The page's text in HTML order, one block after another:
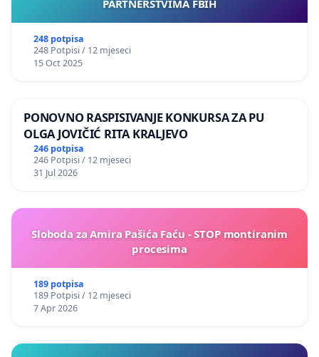
PARTNERSTVIMA FBIH
248 potpisa
248 Potpisi / 12 mjeseci
15 Oct 2025
PONOVNO RASPISIVANJE KONKURSA ZA PU
OLGA JOVIČIĆ RITA KRALJEVO
246 potpisa
246 Potpisi / 12 mjeseci
31 Jul 2026
Sloboda za Amira Pašića Faću - STOP montiranim
procesima
189 potpisa
189 Potpisi / 12 mjeseci
7 Apr 2026